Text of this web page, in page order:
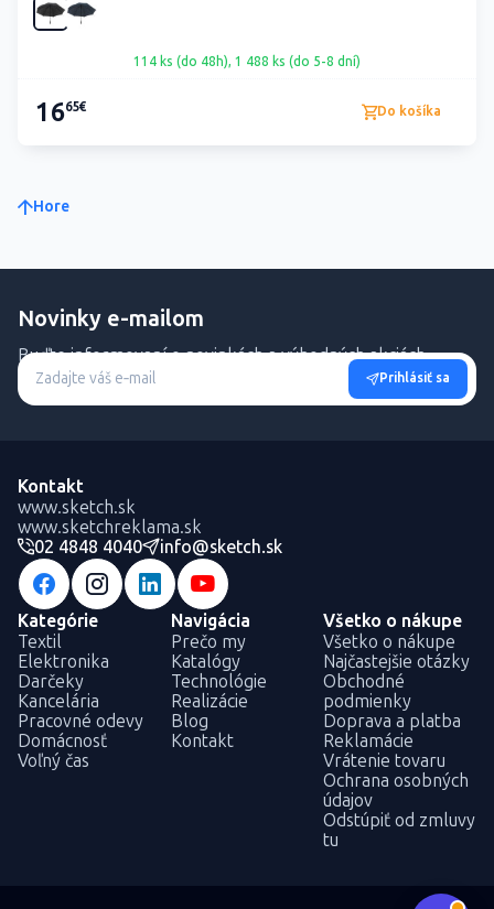
114 ks (do 48h), 1 488 ks (do 5-8 dní)
1665€ Do košíka
Hore
Novinky e-mailom
Buďte informovaní o novinkách a výhodných akciách.
Prihlásiť sa
Kontakt
www.sketch.sk
www.sketchreklama.sk
02 4848 4040
info@sketch.sk
Kategórie
Textil
Elektronika
Darčeky
Kancelária
Pracovné odevy
Domácnosť
Voľný čas
Navigácia
Prečo my
Katalógy
Technológie
Realizácie
Blog
Kontakt
Všetko o nákupe
Všetko o nákupe
Najčastejšie otázky
Obchodné
podmienky
Doprava a platba
Reklamácie
Vrátenie tovaru
Ochrana osobných
údajov
Odstúpiť od zmluvy
tu